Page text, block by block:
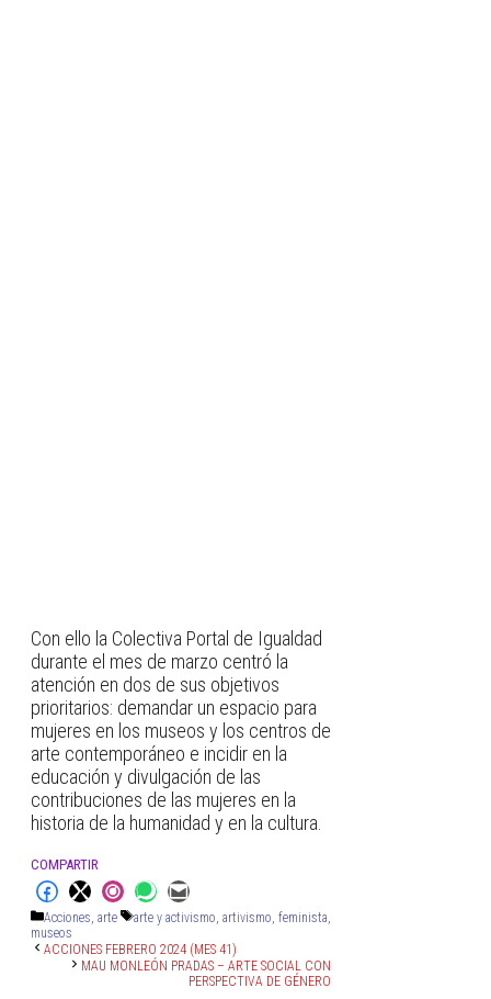
Con ello la Colectiva Portal de Igualdad
durante el mes de marzo centró la
atención en dos de sus objetivos
prioritarios: demandar un espacio para
mujeres en los museos y los centros de
arte contemporáneo e incidir en la
educación y divulgación de las
contribuciones de las mujeres en la
historia de la humanidad y en la cultura.
COMPARTIR
Acciones arte arte y activismo artivismo feminista
museos
ACCIONES FEBRERO 2024 (MES 41)
MAU MONLEÓN PRADAS – ARTE SOCIAL CON
PERSPECTIVA DE GÉNERO